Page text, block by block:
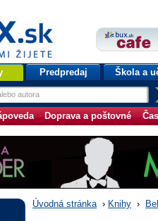
Predpredaj Škola a
Doprava a poštovné
Úvodná stránka › Knihy ›